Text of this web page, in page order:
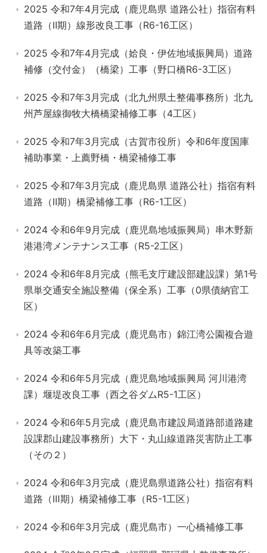
2025 令和7年4月完成（鹿児島県 道路公社）指宿有料
道路（Ⅱ期）線形改良工事（R6-16工区）
2025 令和7年4月完成（姶良・伊佐地域振興局）道路
補修（交付金）（橋梁）工事（野口橋R6-3工区）
2025 令和7年3月完成（北九州県土整備事務所）北九
州芦屋線御牧大橋橋梁補修工事（4工区）
2025 令和7年3月完成（古賀市役所）令和6年度国庫
補助事業・上薦野橋・橋梁補修工事
2025 令和7年3月完成（鹿児島県 道路公社）指宿有料
道路（Ⅱ期）橋梁補修工事（R6-1工区）
2024 令和6年9月完成（鹿児島地域振興局）串木野新
港港湾メンテナンス工事（R5-2工区）
2024 令和6年8月完成（熊毛支庁建設部建設課）第1号
県単交通安全施設整備（保全系）工事（0県債納官工
区）
2024 令和6年6月完成（鹿児島市）錦江湾公園複合遊
具等改築工事
2024 令和6年5月完成（鹿児島地域振興局 河川港湾
課）堰堤改良工事（西之谷ダムR5-1工区）
2024 令和6年5月完成（鹿児島市建設局道路部道路建
設課郡山建設事務所）大下・丸山線道路災害防止工事
（その２）
2024 令和6年3月完成（鹿児島県道路公社）指宿有料
道路（Ⅲ期）橋梁補修工事（R5-1工区）
2024 令和6年3月完成（鹿児島市）一心橋補修工事